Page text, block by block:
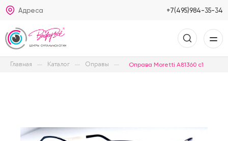
Адреса +7(495)984-35-34
Главная Каталог Оправы Оправа Moretti A81360 c1